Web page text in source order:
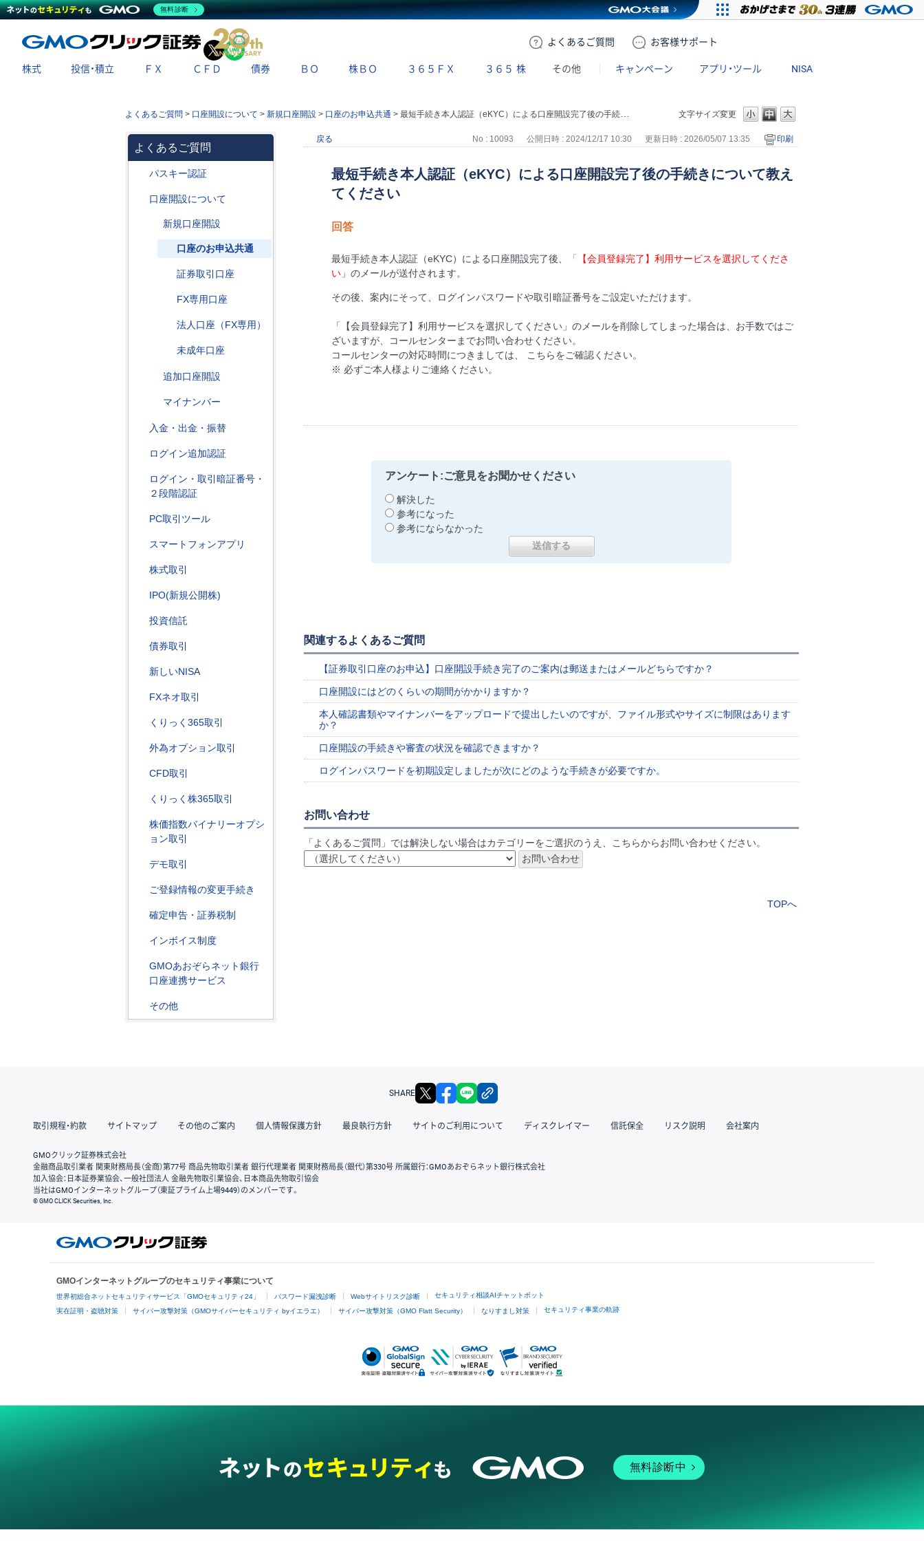
よくある ご質問 お客様サポート
X
株式 投信・積立 ＦＸ ＣＦＤ 債券 ＢＯ 株ＢＯ ３６５ＦＸ ３６５ 株 その他 キャンペーン アプリ・ツール NISA
文字サイズ変更
よくあるご質問 > 口座開設について > 新規口座開設 > 口座のお申込共通 > 最短手続き本人認証（eKYC）による口座開設完了後の手続きについて教えてください
よくあるご質問
パスキー認証
口座開設について
新規口座開設
口座のお申込共通
証券取引口座
FX専用口座
法人口座（FX専用）
未成年口座
追加口座開設
マイナンバー
入金・出金・振替
ログイン追加認証
ログイン・取引暗証番号・
２段階認証
PC取引ツール
スマートフォンアプリ
株式取引
IPO(新規公開株)
投資信託
債券取引
新しいNISA
FXネオ取引
くりっく365取引
外為オプション取引
CFD取引
くりっく株365取引
株価指数バイナリーオプシ
ョン取引
デモ取引
ご登録情報の変更手続き
確定申告・証券税制
インボイス制度
GMOあおぞらネット銀行
口座連携サービス
その他
戻る No : 10093 公開日時 : 2024/12/17 10:30 更新日時 : 2026/05/07 13:35 印刷
最短手続き本人認証（eKYC）による口座開設完了後の手続きについて教え
てください
回答
最短手続き本人認証（eKYC）による口座開設完了後、 「
【会員登録完了】利用サービスを選択してくださ
い」 のメールが送付されます。
その後、案内にそって、ログインパスワードや取引暗証番号をご設定いただけます。
「【会員登録完了】利用サービスを選択してください」のメールを削除してしまった場合は、お手数ではご
ざいますが、コールセンターまでお問い合わせください。
コールセンターの対応時間につきましては、 こちらをご確認ください。
※ 必ずご本人様よりご連絡ください。
アンケート:ご意見をお聞かせください
解決した
参考になった
参考にならなかった
関連するよくあるご質問
【証券取引口座のお申込】口座開設手続き完了のご案内は郵送またはメールどちらですか？
口座開設にはどのくらいの期間がかかりますか？
本人確認書類やマイナンバーをアップロードで提出したいのですが、ファイル形式やサイズに制限はあります
か？
口座開設の手続きや審査の状況を確認できますか？
ログインパスワードを初期設定しましたが次にどのような手続きが必要ですか。
お問い合わせ
「よくあるご質問」では解決しない場合はカテゴリーをご選択のうえ、こちらからお問い合わせください。
TOPへ
SHARE X facebook
取引規程・約款 サイトマップ その他のご案内 個人情報保護方針 最良執行方針 サイトのご利用について ディスクレイマー 信託保全 リスク説明 会社案内
GMOクリック証券株式会社
金融商品取引業者 関東財務局長（金商）第77号 商品先物取引業者 銀行代理業者 関東財務局長（銀代）第330号 所属銀行：GMOあおぞらネット銀行株式会社
加入協会：日本証券業協会、一般社団法人 金融先物取引業協会、日本商品先物取引協会
当社はGMOインターネットグループ（東証プライム上場9449）のメンバーです。
© GMO CLICK Securities, Inc.
GMOインターネットグループのセキュリティ事業について
世界初総合ネットセキュリティサービス「GMOセキュリティ24」 パスワード漏洩診断 Webサイトリスク診断 セキュリティ相談AIチャットボット
実在証明・盗聴対策 サイバー攻撃対策（GMOサイバーセキュリティ byイエラエ） サイバー攻撃対策（GMO Flatt Security） なりすまし対策 セキュリティ事業の軌跡
無料診断中
無料診断